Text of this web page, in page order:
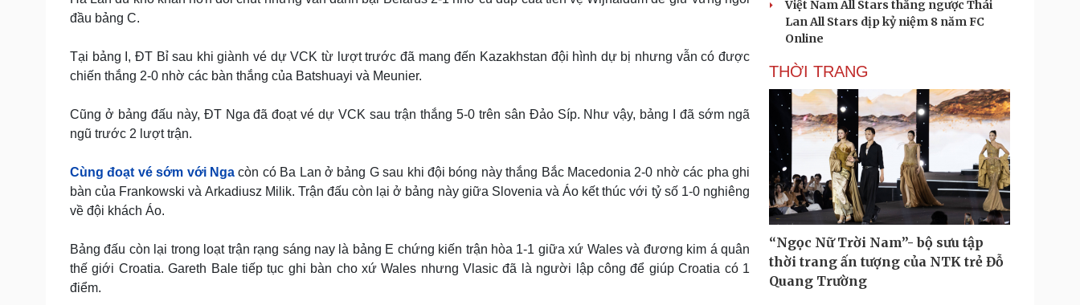
đầu bảng C.
Tại bảng I, ĐT Bỉ sau khi giành vé dự VCK từ lượt trước đã mang đến Kazakhstan đội hình dự bị nhưng vẫn có được
chiến thắng 2-0 nhờ các bàn thắng của Batshuayi và Meunier.
Cũng ở bảng đấu này, ĐT Nga đã đoạt vé dự VCK sau trận thắng 5-0 trên sân Đảo Síp. Như vậy, bảng I đã sớm ngã
ngũ trước 2 lượt trận.
Cùng đoạt vé sớm với Nga còn có Ba Lan ở bảng G sau khi đội bóng này thắng Bắc Macedonia 2-0 nhờ các pha ghi
bàn của Frankowski và Arkadiusz Milik. Trận đấu còn lại ở bảng này giữa Slovenia và Áo kết thúc với tỷ số 1-0 nghiêng
về đội khách Áo.
Bảng đấu còn lại trong loạt trận rạng sáng nay là bảng E chứng kiến trận hòa 1-1 giữa xứ Wales và đương kim á quân
thế giới Croatia. Gareth Bale tiếp tục ghi bàn cho xứ Wales nhưng Vlasic đã là người lập công để giúp Croatia có 1
điểm.
Việt Nam All Stars thắng ngược Thái
Lan All Stars dịp kỷ niệm 8 năm FC
Online
THỜI TRANG
“Ngọc Nữ Trời Nam”- bộ sưu tập
thời trang ấn tượng của NTK trẻ Đỗ
Quang Trường